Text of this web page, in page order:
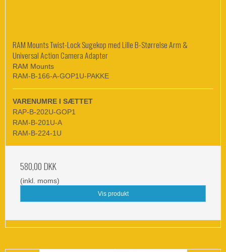
RAM Mounts Twist-Lock Sugekop med Lille B-Størrelse Arm &
Universal Action Camera Adapter
RAM Mounts
RAM-B-166-A-GOP1U-PAKKE
VARENUMRE I SÆTTET
RAP-B-202U-GOP1
RAM-B-201U-A
RAM-B-224-1U
580,00 DKK
(inkl. moms)
Vis produkt